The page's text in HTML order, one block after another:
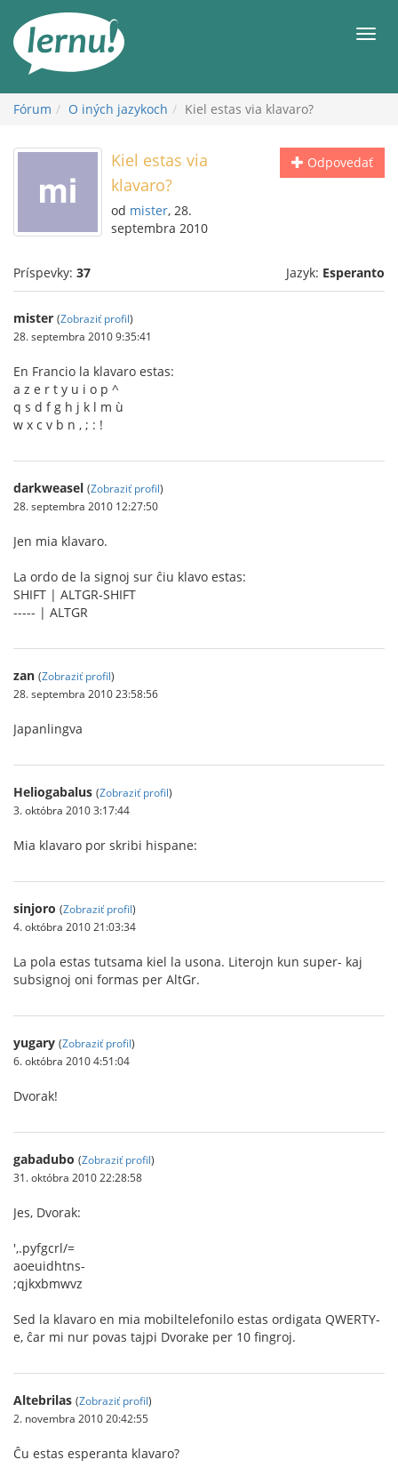
obsah
Fórum O iných jazykoch Kiel estas via klavaro?
Odpovedať
Kiel estas via
klavaro?
od mister, 28.
septembra 2010
Príspevky: 37 Jazyk: Esperanto
mister (Zobraziť profil)
28. septembra 2010 9:35:41
En Francio la klavaro estas:
a z e r t y u i o p ^
q s d f g h j k l m ù
w x c v b n , ; : !
darkweasel (Zobraziť profil)
28. septembra 2010 12:27:50
Jen mia klavaro.
La ordo de la signoj sur ĉiu klavo estas:
SHIFT | ALTGR-SHIFT
----- | ALTGR
zan (Zobraziť profil)
28. septembra 2010 23:58:56
Japanlingva
Heliogabalus (Zobraziť profil)
3. októbra 2010 3:17:44
Mia klavaro por skribi hispane:
sinjoro (Zobraziť profil)
4. októbra 2010 21:03:34
La pola estas tutsama kiel la usona. Literojn kun super- kaj
subsignoj oni formas per AltGr.
yugary (Zobraziť profil)
6. októbra 2010 4:51:04
Dvorak!
gabadubo (Zobraziť profil)
31. októbra 2010 22:28:58
Jes, Dvorak:
',.pyfgcrl/=
aoeuidhtns-
;qjkxbmwvz
Sed la klavaro en mia mobiltelefonilo estas ordigata QWERTY-
e, ĉar mi nur povas tajpi Dvorake per 10 fingroj.
Altebrilas (Zobraziť profil)
2. novembra 2010 20:42:55
Ĉu estas esperanta klavaro?